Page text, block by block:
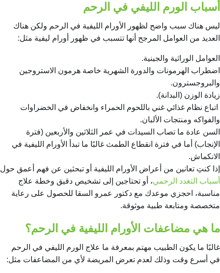
أسباب الورم الليفي في الرحم
ليس هناك سبب واضح لظهور الأورام الليفية في الرحم ولكن هناك
العديد من العوامل المرجح أنها تتسبب في ظهور أورام ليفية مثل:
العوامل الوراثية والجينية.
اضطراب الهرمونات والدورة الشهرية خاصة هرمون الاستروجين
والبروجسترون.
زيادة الوزن (البدانة).
اتباع نظام غذائي غني باللحوم الحمراء وانخفاض في الخضراوات
والفواكه ومنتجات الألبان.
السن عادة ما تصاب السيدات في عمر الثلاثين والأربعين (فترة
الإنجاب) أما في فترة انقطاع الطمث غالبًا ما تبدأ الأورام الليفية في
الانكماش.
إذا كنتِ تعانين من أعراض الأورام الليفية أو تبحثين عن فهم أعمق حول
أسباب التغدد الرحمي، أو تحتاجين إلى تشخيص دقيق وخطة علاج
مناسبة، احجزي موعدك مع دكتور عمرو السقا للحصول على رعاية
متخصصة ومتابعة طبية موثوقة.
ما هي مضاعفات الأورام الليفية في الرحم؟
غالبًا ما يكون الطبيب مهتم بمعرفة ما علاج الورم الليفي في الرحم
في أسرع وقت وذلك لعدم تعرض المريضة لأي من المضاعفات مثل: